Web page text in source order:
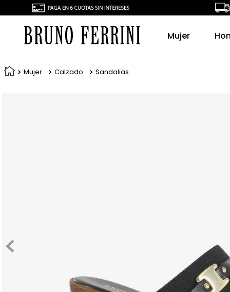
Mujer
Mujer Calzado Sandalias